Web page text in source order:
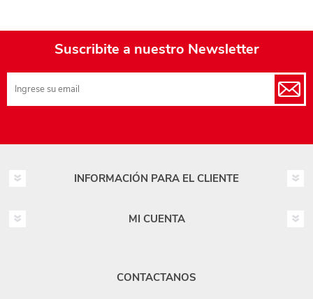
Suscribite a nuestro Newsletter
INFORMACIÓN PARA EL CLIENTE
MI CUENTA
CONTACTANOS